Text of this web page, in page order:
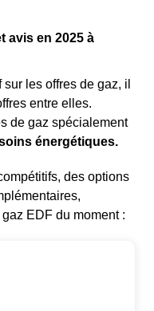
avis en 2025 à
les offres de gaz, il
entre elles.
de gaz spécialement
énergétiques.
des options
EDF du moment :